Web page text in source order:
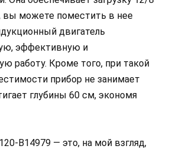
вы можете поместить в нее
двигатель
эффективную и
работу. Кроме того, при такой
прибор не занимает
глубины 60 см, экономя
B14979 — это, на мой взгляд,